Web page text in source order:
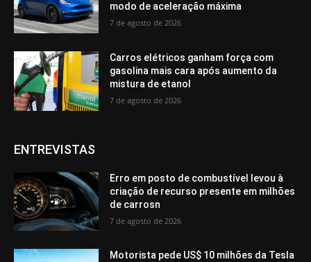
modo de aceleração máxima
7 de agosto de 2026
Carros elétricos ganham força com
gasolina mais cara após aumento da
mistura de etanol
7 de agosto de 2026
ENTREVISTAS
Erro em posto de combustível levou à
criação de recurso presente em milhões
de carrosn
7 de agosto de 2026
Motorista pede US$ 10 milhões da Tesla